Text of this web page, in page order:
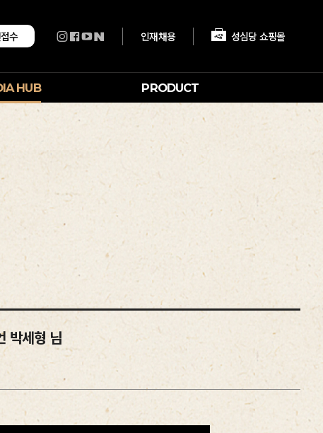
수 인재채용 성심당 쇼핑몰
HUB PRODUCT
박세형 님